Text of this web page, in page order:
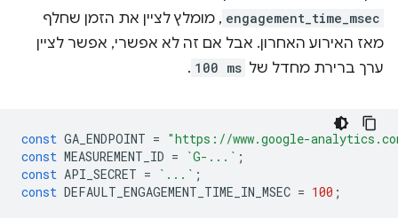
engagement_time_msec , מומלץ לציין את הזמן שחלף
מאז האירוע האחרון. אבל אם זה לא אפשרי, אפשר לציין
ערך ברירת מחדל של 100 ms
.
const GA_ENDPOINT = "https://www.google-
const MEASUREMENT_ID = `G-...` ;
const API_SECRET = `...` ;
const DEFAULT_ENGAGEMENT_TIME_IN_MSEC = 100 ;